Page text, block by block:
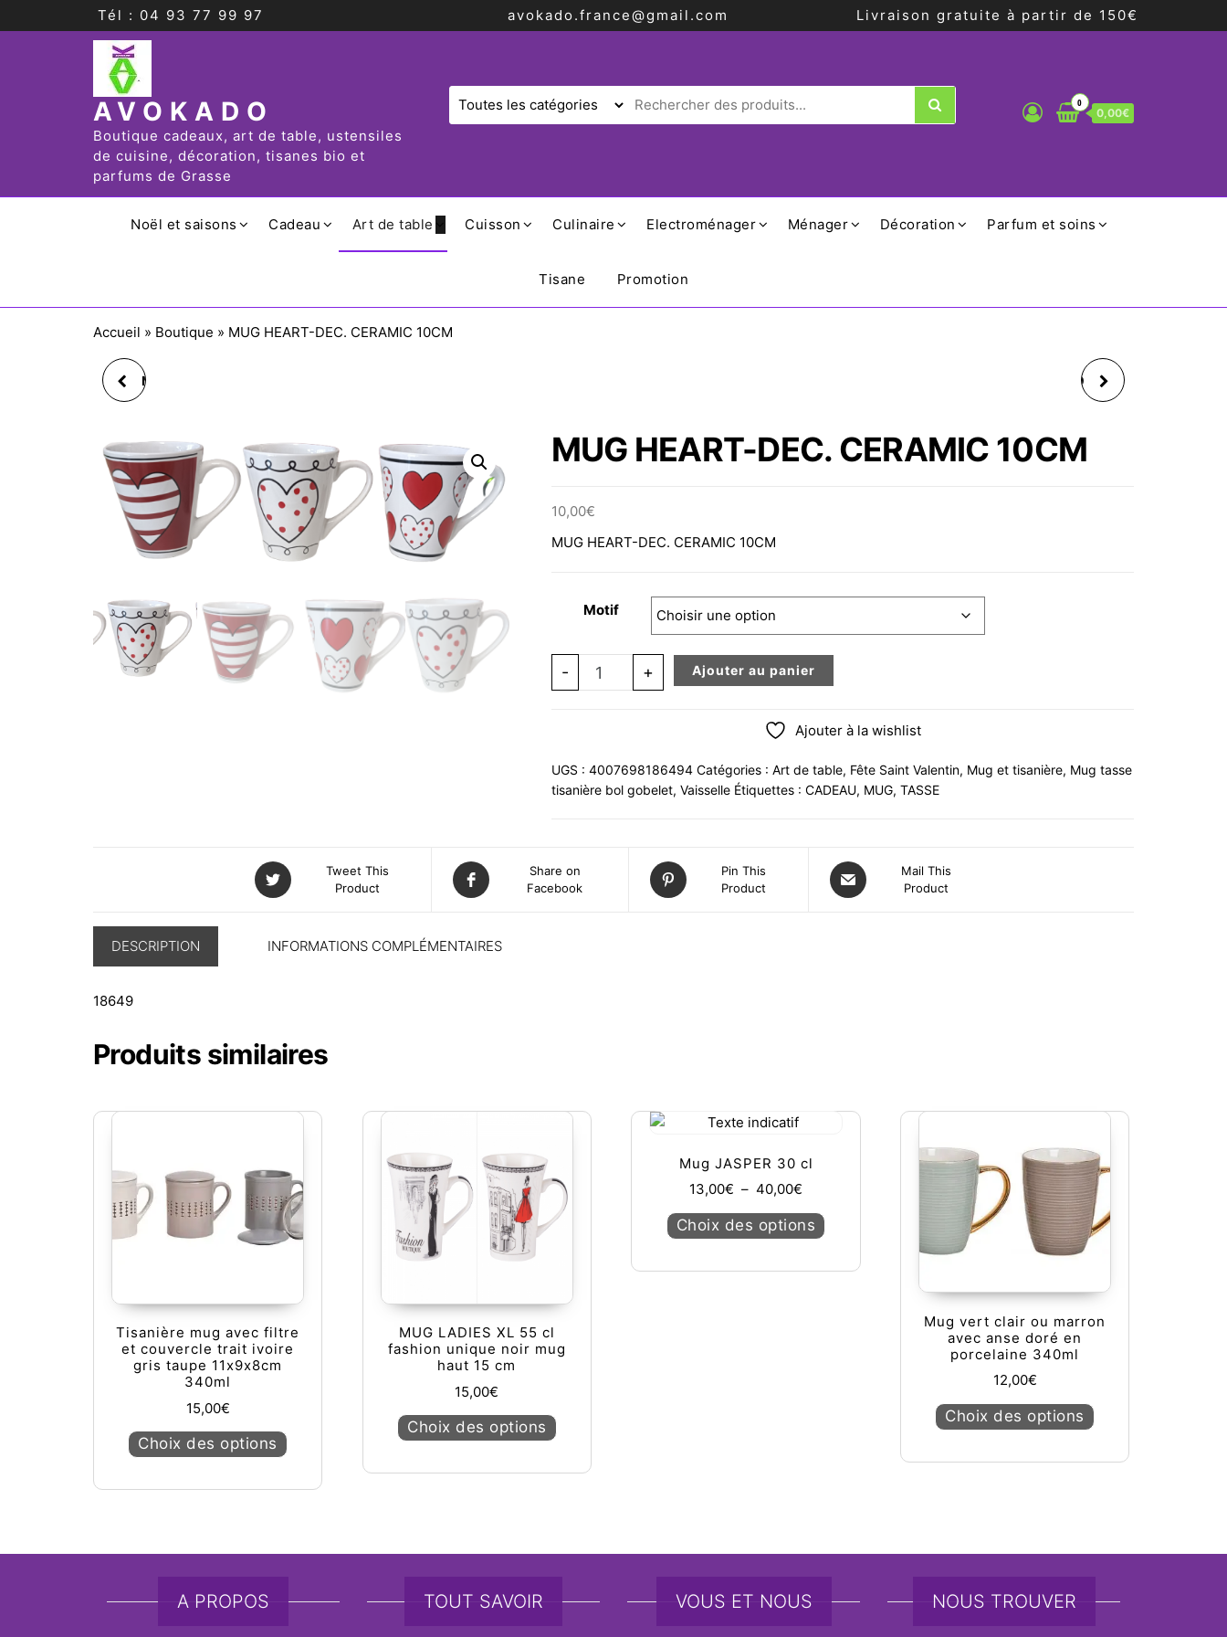
Tél : 04 93 77 99 97 avokado.france@gmail.com Livraison gratuite à partir de 150€
AVOKADO
Boutique cadeaux, art de table, ustensiles
de cuisine, décoration, tisanes bio et
parfums de Grasse
0
0,00€
Noël et saisons Cadeau Art de table Cuisson Culinaire Electroménager Ménager Décoration Parfum et soins
Tisane Promotion
Accueil » Boutique » MUG HEART-DEC. CERAMIC 10CM
MUG HIBOU NOEL, EN
10CM 350ML MUG
MUG CHAT JAUNE 10
MUG HEART-DEC. CERAMIC 10CM
10,00€
MUG HEART-DEC. CERAMIC 10CM
Motif
- quantité de MUG HEART-DEC. CERAMIC 10CM
+ Ajouter au panier
Ajouter à la wishlist
UGS : 4007698186494 Catégories : Art de table, Fête Saint Valentin, Mug et tisanière, Mug tasse
tisanière bol gobelet, Vaisselle Étiquettes : CADEAU, MUG, TASSE
Tweet This
Product
Share on
Facebook
Pin This
Product
Mail This
Product
DESCRIPTION INFORMATIONS COMPLÉMENTAIRES
18649
Produits similaires
Tisanière mug avec filtre
et couvercle trait ivoire
gris taupe 11x9x8cm
340ml
15,00€
Choix des options Ce produit a plusieurs variations. Les options peuvent être choisies sur la page du produit
MUG LADIES XL 55 cl
fashion unique noir mug
haut 15 cm
15,00€
Choix des options Ce produit a plusieurs variations. Les options peuvent être choisies sur la page du produit
Mug JASPER 30 cl
13,00€ – 40,00€ Plage de prix : 13,00€ à 40,00€
Choix des options Ce produit a plusieurs variations. Les options peuvent être
Mug vert clair ou marron
avec anse doré en
porcelaine 340ml
12,00€
Choix des options Ce produit a
A PROPOS TOUT SAVOIR VOUS ET NOUS NOUS TROUVER